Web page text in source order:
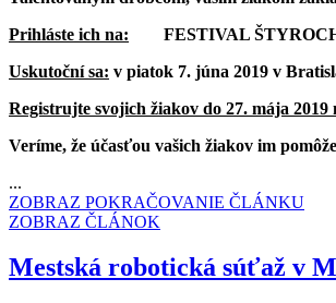
Prihláste ich na: FESTIVAL
Uskutoční sa: v piatok 7. júna 2019 v
Registrujte svojich žiakov do 27. mája 2019
Veríme, že účasťou vašich žiakov im
...
ZOBRAZ POKRAČOVANIE ČLÁNKU
ZOBRAZ ČLÁNOK
Mestská robotická súťaž v